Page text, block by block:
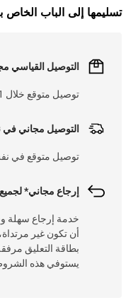
تسليمها إلى الباب الخاص
التوصيل القياسي
توصيل متوقع خلال 1 - 3 أيام عمل على 300 د.إ.
التوصيل مجاني في
توصيل متوقع في نفس
إرجاع مجاني*
أن تكون غير
بطاقة التعليق
يستوفي هذه